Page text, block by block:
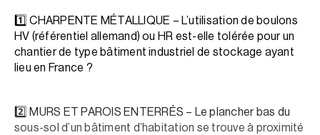
1️⃣ CHARPENTE MÉTALLIQUE – L’utilisation de boulons
HV (référentiel allemand) ou HR est-elle tolérée pour un
chantier de type bâtiment industriel de stockage ayant
lieu en France ?
2️⃣ MURS ET PAROIS ENTERRÉS – Le plancher bas du
sous-sol d’un bâtiment d’habitation se trouve à proximité